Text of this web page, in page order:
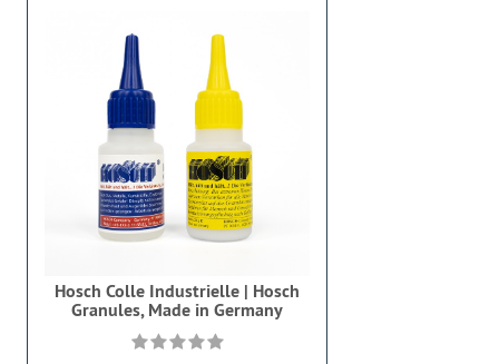
Hosch Colle Industrielle | Hosch
Granules, Made in Germany